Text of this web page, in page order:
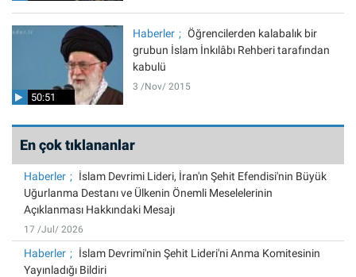
50:51
Haberler
Öğrencilerden kalabalık bir
grubun İslam İnkılâbı Rehberi tarafından
kabulü
3 /Nov/ 2015
En çok tıklananlar
Haberler
İslam Devrimi Lideri, İran'ın Şehit Efendisi'nin Büyük
Uğurlanma Destanı ve Ülkenin Önemli Meselelerinin
Açıklanması Hakkındaki Mesajı
17 /Jul/ 2026
Haberler
İslam Devrimi'nin Şehit Lideri'ni Anma Komitesinin
Yayınladığı Bildiri